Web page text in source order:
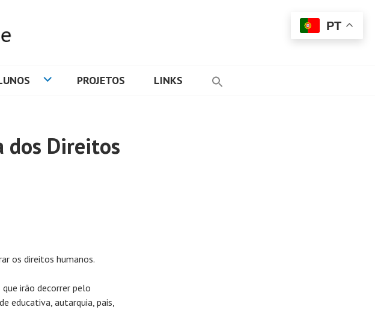
PROJETOS LINKS
dos Direitos
os direitos humanos.
irão decorrer pelo
educativa, autarquia, pais,
PT